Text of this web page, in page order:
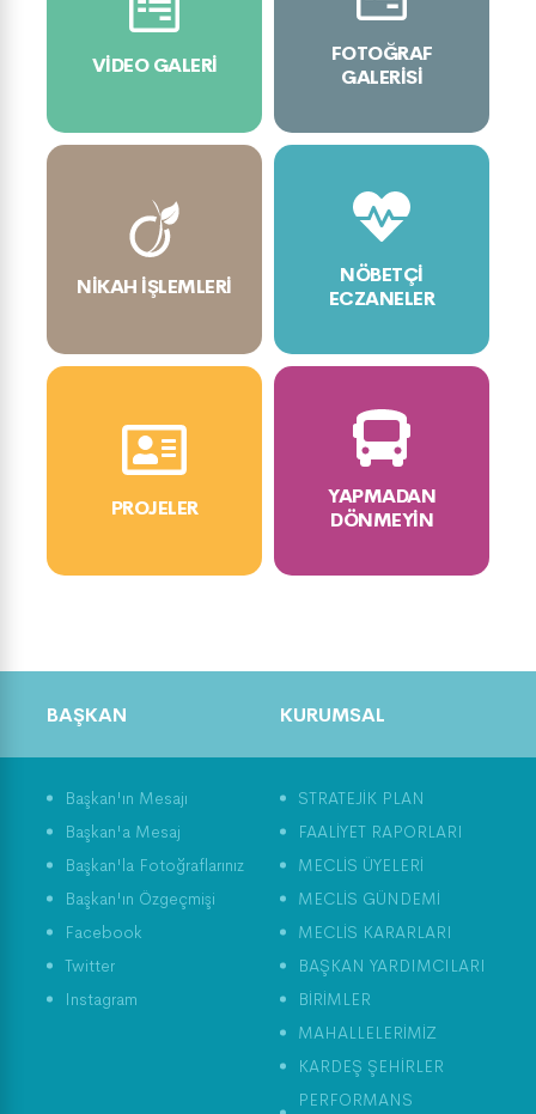
VIDEO GALERI
FOTOĞRAF
GALERISI
NIKAH İŞLEMLERI
NÖBETÇI
ECZANELER
PROJELER
YAPMADAN
DÖNMEYIN
BAŞKAN
Başkan'ın Mesajı
Başkan'a Mesaj
Başkan'la Fotoğraflarınız
Başkan'ın Özgeçmişi
Facebook
Twitter
Instagram
KURUMSAL
STRATEJİK PLAN
FAALİYET RAPORLARI
MECLİS ÜYELERİ
MECLİS GÜNDEMİ
MECLİS KARARLARI
BAŞKAN YARDIMCILARI
BİRİMLER
MAHALLELERİMİZ
KARDEŞ ŞEHİRLER
PERFORMANS